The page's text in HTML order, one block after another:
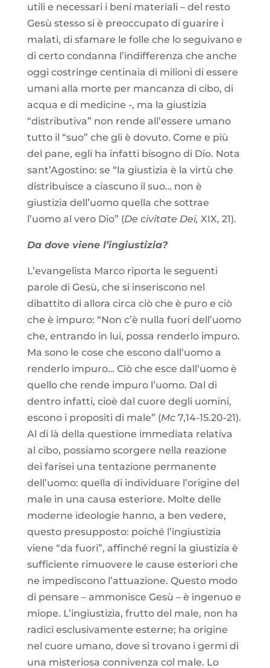
utili e necessari i beni materiali – del resto
Gesù stesso si è preoccupato di guarire i
malati, di sfamare le folle che lo seguivano e
di certo condanna l’indifferenza che anche
oggi costringe centinaia di milioni di essere
umani alla morte per mancanza di cibo, di
acqua e di medicine -, ma la giustizia
“distributiva” non rende all’essere umano
tutto il “suo” che gli è dovuto. Come e più
del pane, egli ha infatti bisogno di Dio. Nota
sant’Agostino: se “la giustizia è la virtù che
distribuisce a ciascuno il suo… non è
giustizia dell’uomo quella che sottrae
l’uomo al vero Dio” (De civitate Dei, XIX, 21).
Da dove viene l’ingiustizia?
L’evangelista Marco riporta le seguenti
parole di Gesù, che si inseriscono nel
dibattito di allora circa ciò che è puro e ciò
che è impuro: “Non c’è nulla fuori dell’uomo
che, entrando in lui, possa renderlo impuro.
Ma sono le cose che escono dall’uomo a
renderlo impuro… Ciò che esce dall’uomo è
quello che rende impuro l’uomo. Dal di
dentro infatti, cioè dal cuore degli uomini,
escono i propositi di male” (Mc 7,14-15.20-21).
Al di là della questione immediata relativa
al cibo, possiamo scorgere nella reazione
dei farisei una tentazione permanente
dell’uomo: quella di individuare l’origine del
male in una causa esteriore. Molte delle
moderne ideologie hanno, a ben vedere,
questo presupposto: poiché l’ingiustizia
viene “da fuori”, affinché regni la giustizia è
sufficiente rimuovere le cause esteriori che
ne impediscono l’attuazione. Questo modo
di pensare – ammonisce Gesù – è ingenuo e
miope. L’ingiustizia, frutto del male, non ha
radici esclusivamente esterne; ha origine
nel cuore umano, dove si trovano i germi di
una misteriosa connivenza col male. Lo